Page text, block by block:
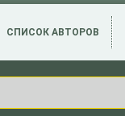
СПИСОК АВТОРОВ